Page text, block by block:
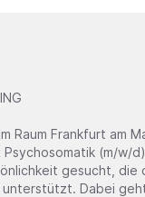
Raum Frankfurt am
gesucht, die
Dabei